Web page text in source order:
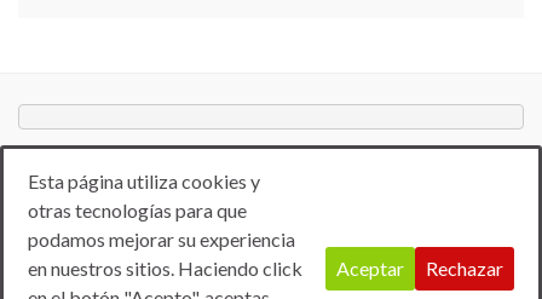
Esta página utiliza cookies y
otras tecnologías para que
podamos mejorar su experiencia
en nuestros sitios. Haciendo click
Aceptar Rechazar